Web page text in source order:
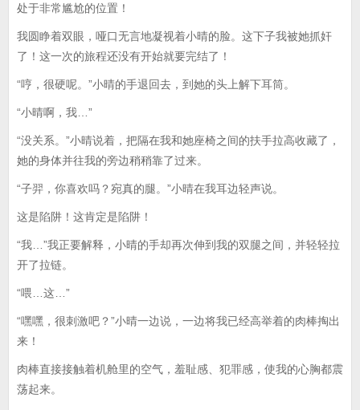
处于非常尴尬的位置！
我圆睁着双眼，哑口无言地凝视着小晴的脸。这下子我被她抓奸
了！这一次的旅程还没有开始就要完结了！
“哼，很硬呢。”小晴的手退回去，到她的头上解下耳筒。
“小晴啊，我…”
“没关系。”小晴说着，把隔在我和她座椅之间的扶手拉高收藏了，
她的身体并往我的旁边稍稍靠了过来。
“子羿，你喜欢吗？宛真的腿。”小晴在我耳边轻声说。
这是陷阱！这肯定是陷阱！
“我…”我正要解释，小晴的手却再次伸到我的双腿之间，并轻轻拉
开了拉链。
“喂…这…”
“嘿嘿，很刺激吧？”小晴一边说，一边将我已经高举着的肉棒掏出
来！
肉棒直接接触着机舱里的空气，羞耻感、犯罪感，使我的心胸都震
荡起来。